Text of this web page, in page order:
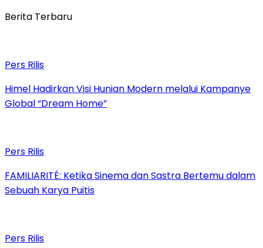
Berita Terbaru
Pers Rilis
Himel Hadirkan Visi Hunian Modern melalui Kampanye
Global “Dream Home”
Pers Rilis
FAMILIARITÉ: Ketika Sinema dan Sastra Bertemu dalam
Sebuah Karya Puitis
Pers Rilis